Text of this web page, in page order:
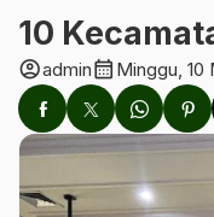
10
account_circleadmincalendar_month Minggu, 10